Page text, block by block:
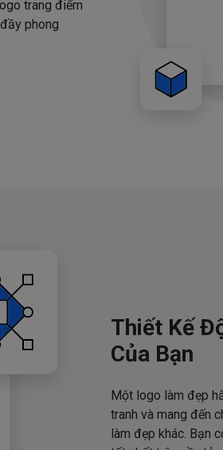
trang điểm
phong
Thiết Kế
Của Bạn
Một logo làm đẹp
tranh và mang đến
làm đẹp khác. Bạn